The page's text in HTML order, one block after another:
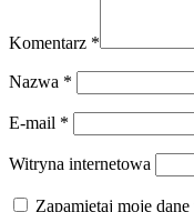
Komentarz *
Nazwa *
E-mail *
Witryna internetowa
Zapamiętaj moje